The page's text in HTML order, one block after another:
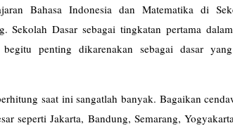
Bahasa Indonesia dan Matematika di
Sekolah Dasar sebagai tingkatan pertama
penting dikarenakan sebagai dasar
saat ini sangatlah banyak. Bagaikan
seperti Jakarta, Bandung, Semarang,